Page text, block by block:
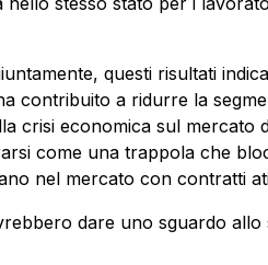
questi risultati
contribuito a ridurre la
crisi economica sul mercato
come una trappola che
nel mercato con contratti
dare uno sguardo allo